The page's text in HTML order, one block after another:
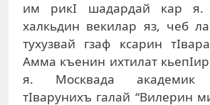
им рикI шадардай кар я.
халкьдин векилар яз, чеб
тухузвай гзаф ксарин
Амма къенин ихтилат
я. Москвада академик
тIварунихъ галай “Вилерин